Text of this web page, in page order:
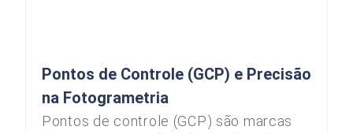
Pontos de Controle (GCP) e Precisão
na Fotogrametria
Pontos de controle (GCP) são marcas